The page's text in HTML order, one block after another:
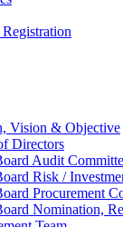
Vision & Objective
Directors
Audit
Risk /
Procurement
Nomination,